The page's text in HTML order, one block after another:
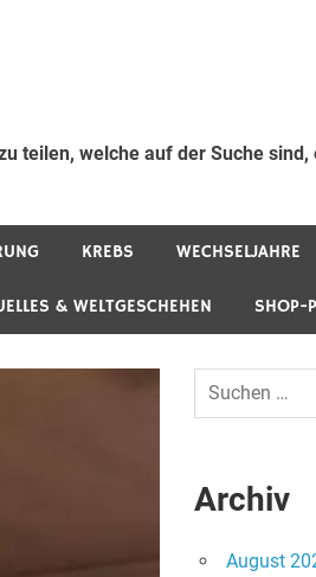
teilen, welche auf der Suche
KREBS WECHSELJAHRE
& WELTGESCHEHEN SHOP-
Archiv
August